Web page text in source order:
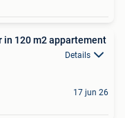
in 120 m2 appartement
Details
17 jun 26